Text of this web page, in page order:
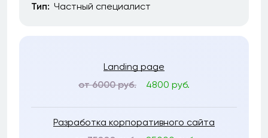
Тип: Частный специалист
Landing page
от 6000 руб.
4800 руб.
Разработка корпоративного сайта